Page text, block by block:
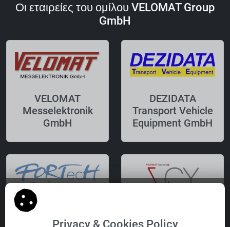
Οι εταιρείες του ομίλου VELOMAT Group
GmbH
VELOMAT
Messelektronik
GmbH
DEZIDATA
Transport Vehicle
Equipment GmbH
Privacy & Cookies Policy